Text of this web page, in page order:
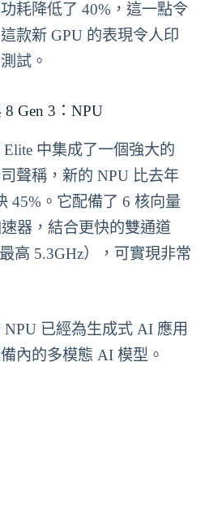
耗降低了 40%，這一點令
款新 GPU 的表現令人印
試。
8 Gen 3：NPU
Elite 中集成了一個強大的
聲稱，新的 NPU 比去年
45%。它配備了 6 核向量
器，結合更快的雙通道
高 5.3GHz），可實現非常
已經為生成式 AI 應用
內的多模態 AI 模型。